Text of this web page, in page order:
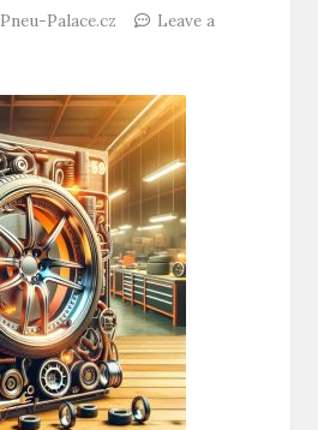
Pneu-Palace.cz
Leave a